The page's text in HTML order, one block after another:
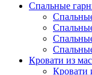
Спальные
Кровати из
Кровати